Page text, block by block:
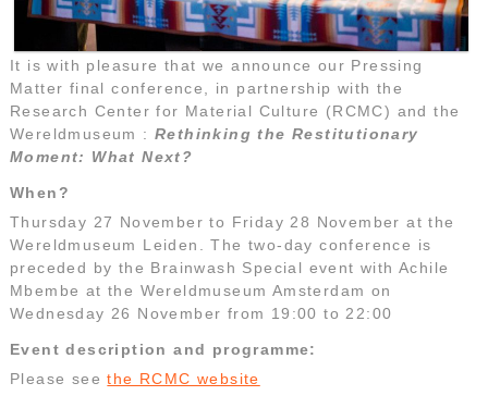
It is with pleasure that we announce our Pressing
Matter final conference, in partnership with the
Research Center for Material Culture (RCMC) and the
Wereldmuseum : Rethinking the Restitutionary
Moment: What Next?
When?
Thursday 27 November to Friday 28 November at the
Wereldmuseum Leiden. The two-day conference is
preceded by the Brainwash Special event with Achile
Mbembe at the Wereldmuseum Amsterdam on
Wednesday 26 November from 19:00 to 22:00
Event description and programme:
Please seethe RCMC website